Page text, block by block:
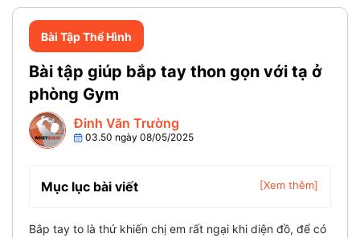
Bài Tập Thể Hình
Bài tập giúp bắp tay thon gọn với tạ ở
phòng Gym
Đinh Văn Trường
03.50 ngày 08/05/2025
Mục lục bài viết [Xem thêm]
Bắp tay to là thứ khiến chị em rất ngại khi diện đồ, để có